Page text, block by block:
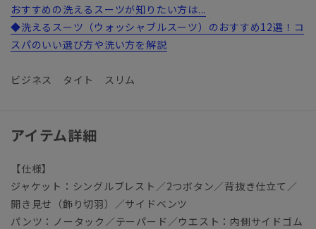
おすすめの洗えるスーツが知りたい方は...
◆洗えるスーツ（ウォッシャブルスーツ）のおすすめ12選！コ
スパのいい選び方や洗い方を解説
ビジネス タイト スリム
アイテム詳細
【仕様】
ジャケット：シングルブレスト／2つボタン／背抜き仕立て／
開き見せ（飾り切羽）／サイドベンツ
パンツ：ノータック／テーパード／ウエスト：内側サイドゴム